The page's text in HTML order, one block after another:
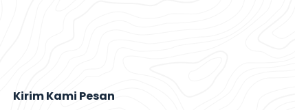
Kirim Kami Pesan